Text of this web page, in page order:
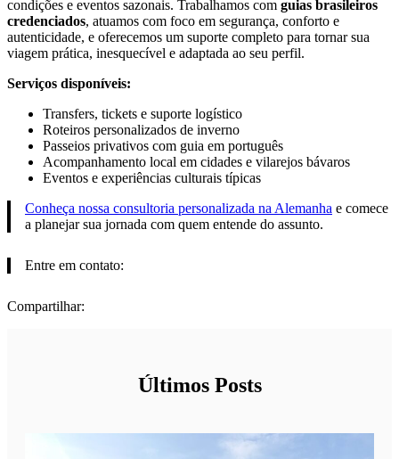
condições e eventos sazonais. Trabalhamos com guias brasileiros
credenciados, atuamos com foco em segurança, conforto e
autenticidade, e oferecemos um suporte completo para tornar sua
viagem prática, inesquecível e adaptada ao seu perfil.
Serviços disponíveis:
Transfers, tickets e suporte logístico
Roteiros personalizados de inverno
Passeios privativos com guia em português
Acompanhamento local em cidades e vilarejos bávaros
Eventos e experiências culturais típicas
Conheça nossa consultoria personalizada na Alemanha e comece
a planejar sua jornada com quem entende do assunto.
Entre em contato:
Compartilhar:
Últimos Posts